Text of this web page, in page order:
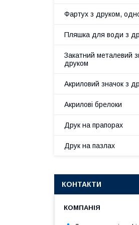
Фартух з друком,
Пляшка для води з
Закатний металевий
друком
Акриловий значок з
Акрилові брелоки
Друк на прапорах
Друк на пазлах
КОНТАКТИ